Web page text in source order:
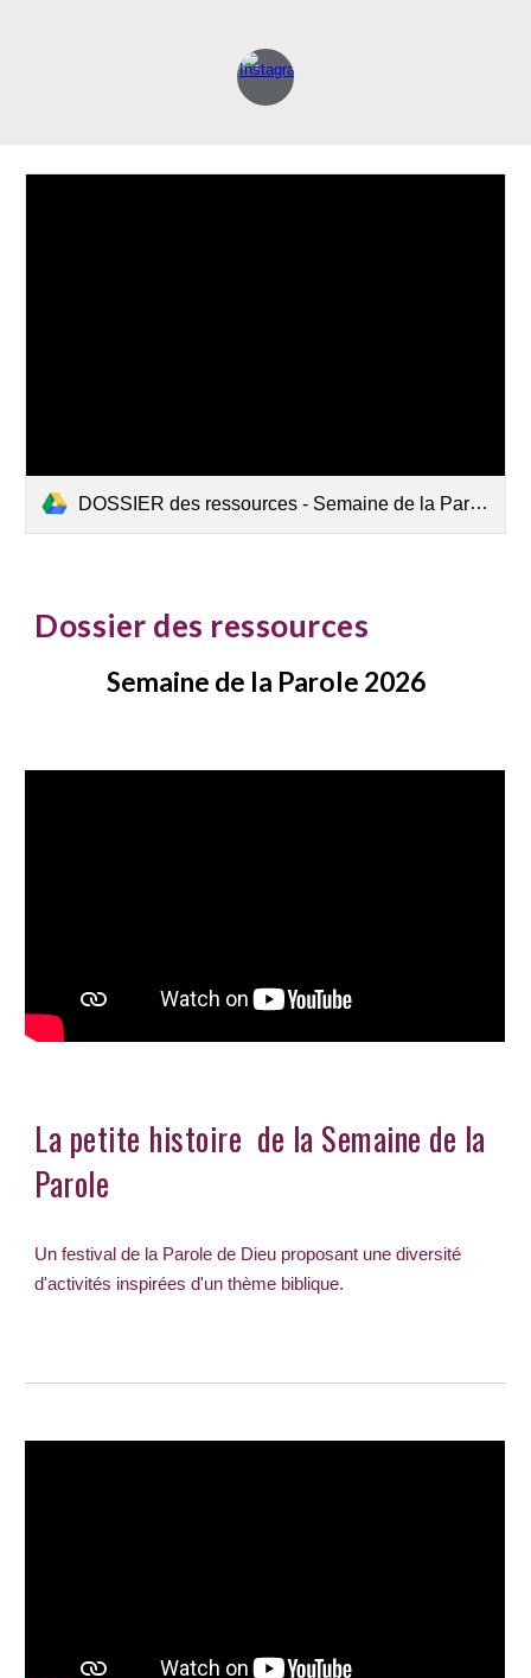
DOSSIER des ressources - Semaine de la Parole 2026.pdf
Dossier des ressources
Semaine de la Parole 2026
La petite histoire de la Semaine de la
Parole
Un festival de la Parole de Dieu proposant une diversité
d'activités inspirées d'un thème biblique.